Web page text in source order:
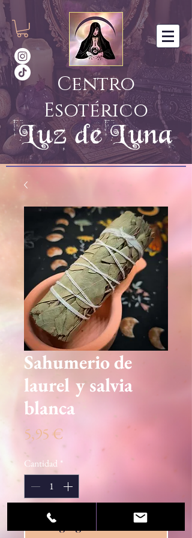
Centro
Esotérico
Luz de Luna
Sahumerio de
laurel y salvia
blanca
5,95 €
Cantidad *
Agregar al carrito